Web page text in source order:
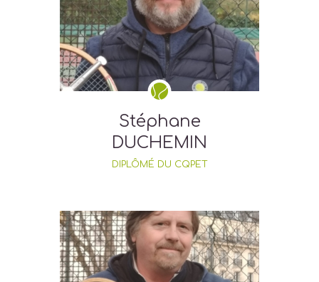
Stéphane
DUCHEMIN
DIPLÔMÉ DU CQPET